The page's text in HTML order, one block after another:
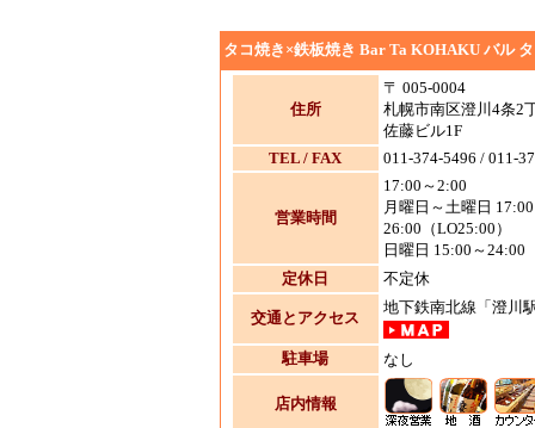
タコ焼き×鉄板焼き Bar Ta KOHAKU バル
住所
〒 005-0004
札幌市南区澄川4条2
佐藤ビル1F
TEL / FAX
011-374-5496 / 011-
営業時間
17:00～2:00
月曜日～土曜日
26:00（LO25:00）
日曜日 15:00～24:00
定休日
不定休
交通とアクセス
地下鉄南北線「澄川
駐車場 なし
店内情報